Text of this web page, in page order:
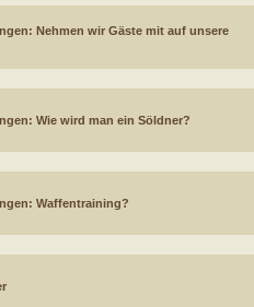
Nehmen wir Gäste mit auf unsere
Wie wird man ein Söldner?
Waffentraining?